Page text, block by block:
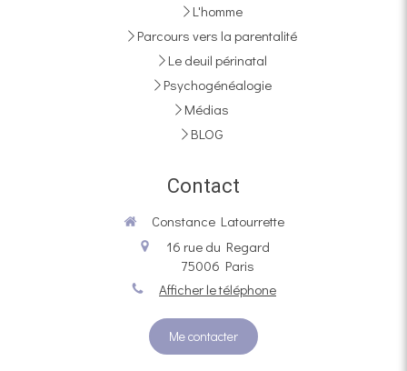
L'homme
Parcours vers la parentalité
Le deuil périnatal
Psychogénéalogie
Médias
BLOG
Contact
Constance Latourrette
16 rue du Regard
75006 Paris
Afficher le téléphone
Me contacter